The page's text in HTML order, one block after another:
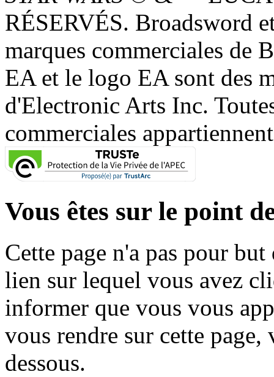
RÉSERVÉS. Broadsword
marques commerciales de
EA et le logo EA sont des
d'Electronic Arts Inc.
commerciales
Vous êtes sur le point
Cette page n'a pas pour
lien sur lequel vous avez
informer que vous vous
vous rendre sur cette
dessous.